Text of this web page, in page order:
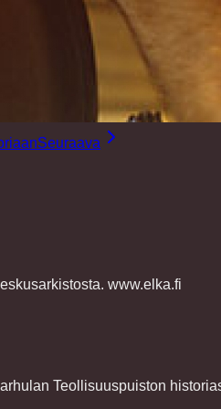
Seuraava
www.elka.fi
Teollisuuspuiston